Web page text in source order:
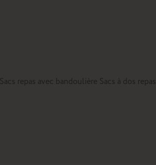
Sacs repas avec bandoulière Sacs à dos repas